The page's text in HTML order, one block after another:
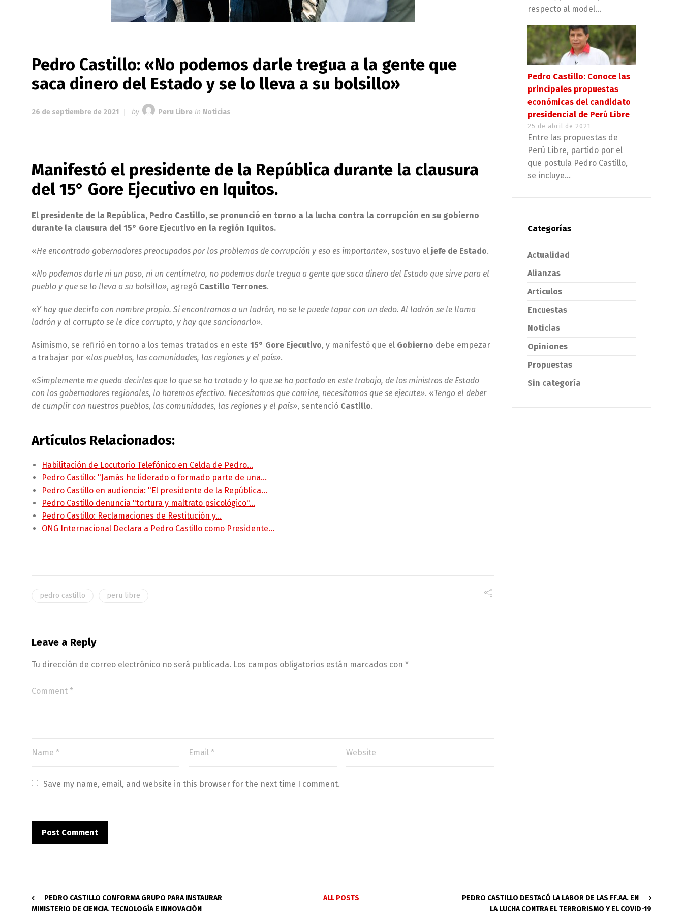
Pedro Castillo: «No podemos darle tregua a la gente que
saca dinero del Estado y se lo lleva a su bolsillo»
26 de septiembre de 2021 by Peru Libre in Noticias
Manifestó el presidente de la República durante la clausura
del 15° Gore Ejecutivo en Iquitos.
El presidente de la República, Pedro Castillo, se pronunció en torno a la lucha contra la corrupción en su gobierno
durante la clausura del 15° Gore Ejecutivo en la región Iquitos.
«He encontrado gobernadores preocupados por los problemas de corrupción y eso es importante», sostuvo el jefe de Estado.
«No podemos darle ni un paso, ni un centímetro, no podemos darle tregua a gente que saca dinero del Estado que sirve para el
pueblo y que se lo lleva a su bolsillo», agregó Castillo Terrones.
«Y hay que decirlo con nombre propio. Si encontramos a un ladrón, no se le puede tapar con un dedo. Al ladrón se le llama
ladrón y al corrupto se le dice corrupto, y hay que sancionarlo».
Asimismo, se refirió en torno a los temas tratados en este 15° Gore Ejecutivo, y manifestó que el Gobierno debe empezar
a trabajar por «los pueblos, las comunidades, las regiones y el país».
«Simplemente me queda decirles que lo que se ha tratado y lo que se ha pactado en este trabajo, de los ministros de Estado
con los gobernadores regionales, lo haremos efectivo. Necesitamos que camine, necesitamos que se ejecute». «Tengo el deber
de cumplir con nuestros pueblos, las comunidades, las regiones y el país», sentenció Castillo.
Artículos Relacionados:
Habilitación de Locutorio Telefónico en Celda de Pedro…
Pedro Castillo: "Jamás he liderado o formado parte de una…
Pedro Castillo en audiencia: "El presidente de la República…
Pedro Castillo denuncia "tortura y maltrato psicológico"…
Pedro Castillo: Reclamaciones de Restitución y…
ONG Internacional Declara a Pedro Castillo como Presidente…
pedro castillo peru libre
Leave a Reply
Tu dirección de correo electrónico no será publicada. Los campos obligatorios están marcados con *
Save my name, email, and website in this browser for the next time I comment.
respecto al model...
Pedro Castillo: Conoce las
principales propuestas
económicas del candidato
presidencial de Perú Libre
25 de abril de 2021
Entre las propuestas de
Perú Libre, partido por el
que postula Pedro Castillo,
se incluye...
Categorías
Actualidad
Alianzas
Articulos
Encuestas
Noticias
Opiniones
Propuestas
Sin categoría
PEDRO CASTILLO CONFORMA GRUPO PARA INSTAURAR
MINISTERIO DE CIENCIA, TECNOLOGÍA E INNOVACIÓN
ALL POSTS
PEDRO CASTILLO DESTACÓ LA LABOR DE LAS FF.AA. EN
LA LUCHA CONTRA EL TERRORISMO Y EL COVID-19